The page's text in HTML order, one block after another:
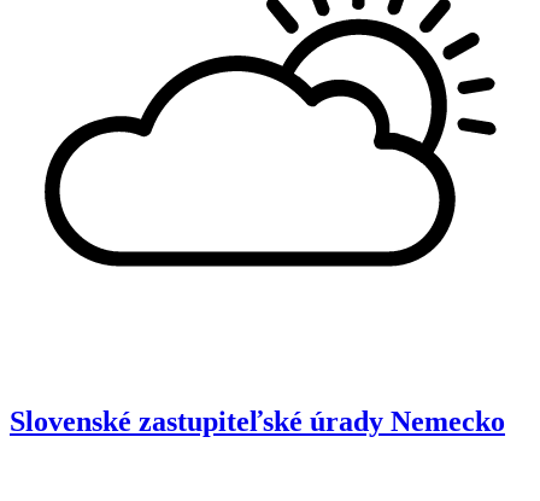
Slovenské zastupiteľské úrady Nemecko